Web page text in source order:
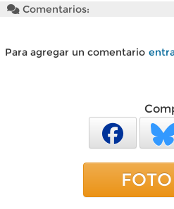
Comentarios:
Para agregar un comentario